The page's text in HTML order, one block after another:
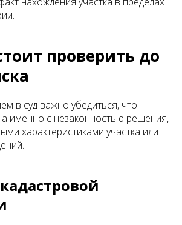
проверить до
в суд важно убедиться, что
именно с незаконностью решения,
характеристиками участка или